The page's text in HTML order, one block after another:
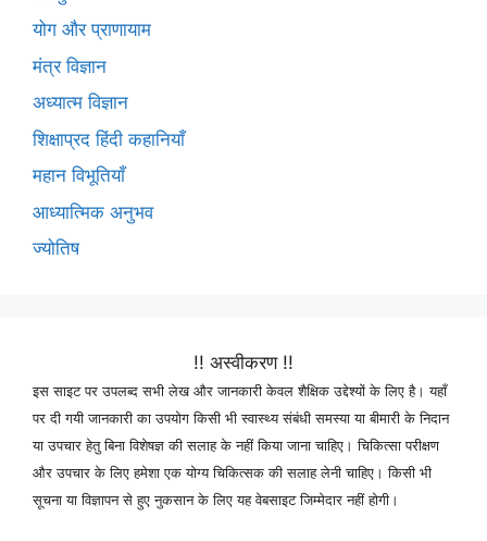
योग और प्राणायाम
मंत्र विज्ञान
अध्यात्म विज्ञान
शिक्षाप्रद हिंदी कहानियाँ
महान विभूतियाँ
आध्यात्मिक अनुभव
ज्योतिष
!! अस्वीकरण !!
इस साइट पर उपलब्द सभी लेख और जानकारी केवल शैक्षिक उद्देश्यों के लिए है। यहाँ
पर दी गयी जानकारी का उपयोग किसी भी स्वास्थ्य संबंधी समस्या या बीमारी के निदान
या उपचार हेतु बिना विशेषज्ञ की सलाह के नहीं किया जाना चाहिए। चिकित्सा परीक्षण
और उपचार के लिए हमेशा एक योग्य चिकित्सक की सलाह लेनी चाहिए। किसी भी
सूचना या विज्ञापन से हुए नुकसान के लिए यह वेबसाइट जिम्मेदार नहीं होगी।